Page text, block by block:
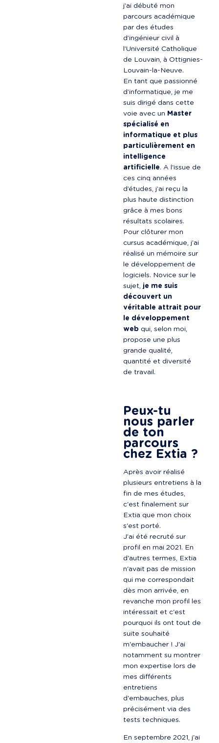
j’ai débuté mon
parcours académique
par des études
d’ingénieur civil à
l’Université Catholique
de Louvain, à Ottignies-
Louvain-la-Neuve.
En tant que passionné
d’informatique, je me
suis dirigé dans cette
voie avec un Master
spécialisé en
informatique et plus
particulièrement en
intelligence
artificielle. A l'issue de
ces cinq années
d’études, j’ai reçu la
plus haute distinction
grâce à mes bons
résultats scolaires.
Pour clôturer mon
cursus académique, j’ai
réalisé un mémoire sur
le développement de
logiciels. Novice sur le
sujet, je me suis
découvert un
véritable attrait pour
le développement
web qui, selon moi,
propose une plus
grande qualité,
quantité et diversité
de travail.
Peux-tu
nous parler
de ton
parcours
chez Extia ?
Après avoir réalisé
plusieurs entretiens à la
fin de mes études,
c'est finalement sur
Extia que mon choix
s'est porté.
J’ai été recruté sur
profil en mai 2021. En
d'autres termes, Extia
n'avait pas de mission
qui me correspondait
dès mon arrivée, en
revanche mon profil les
intéressait et c'est
pourquoi ils ont tout de
suite souhaité
m'embaucher ! J'ai
notamment su montrer
mon expertise lors de
mes différents
entretiens
d'embauches, plus
précisément via des
tests techniques.
En septembre 2021, j'ai